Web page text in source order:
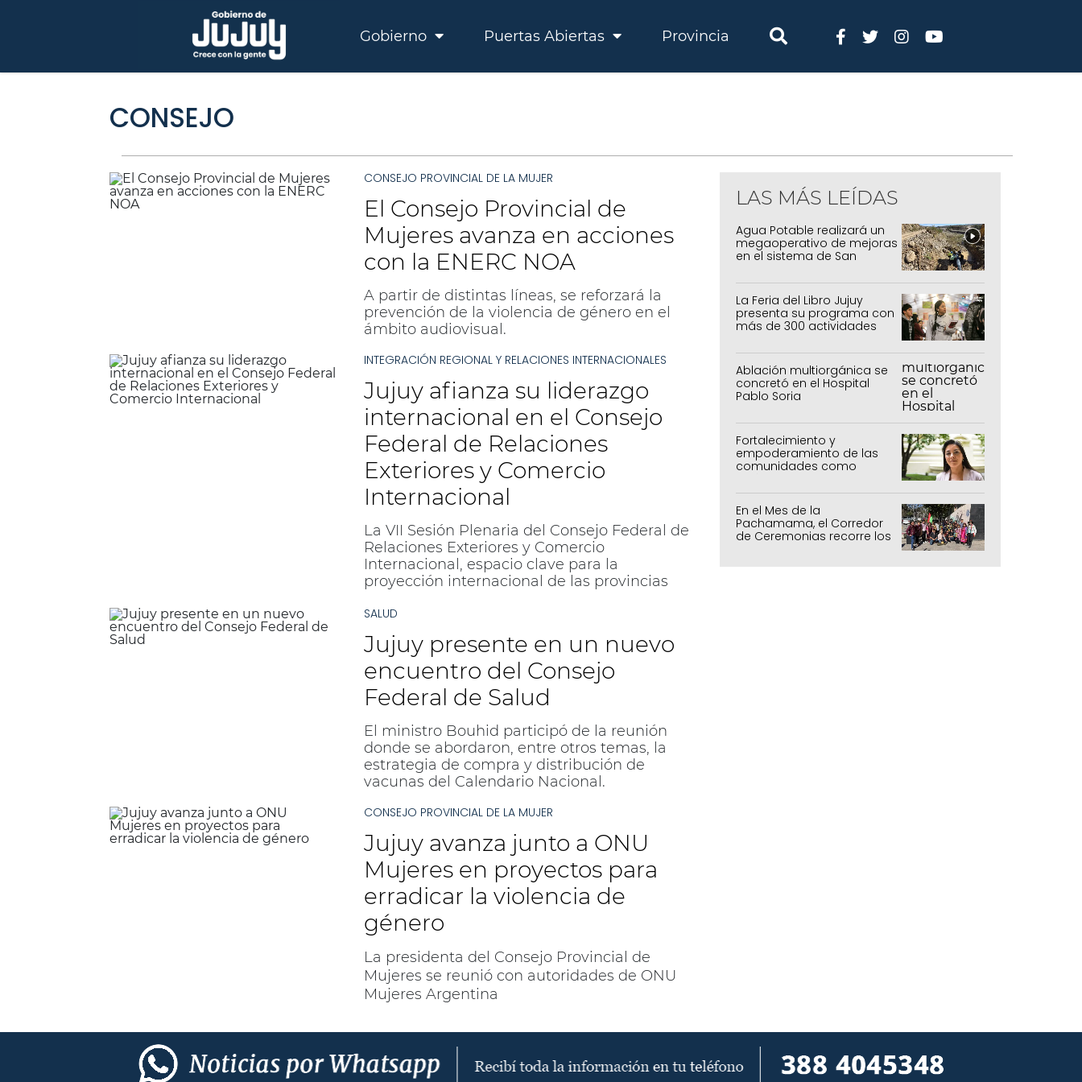
Gobierno Puertas Abiertas Provincia
CONSEJO
CONSEJO PROVINCIAL DE LA MUJER
El Consejo Provincial de
Mujeres avanza en acciones
con la ENERC NOA
A partir de distintas líneas, se reforzará la
prevención de la violencia de género en el
ámbito audiovisual.
INTEGRACIÓN REGIONAL Y RELACIONES INTERNACIONALES
Jujuy afianza su liderazgo
internacional en el Consejo
Federal de Relaciones
Exteriores y Comercio
Internacional
La VII Sesión Plenaria del Consejo Federal de
Relaciones Exteriores y Comercio
Internacional, espacio clave para la
proyección internacional de las provincias
SALUD
Jujuy presente en un nuevo
encuentro del Consejo
Federal de Salud
El ministro Bouhid participó de la reunión
donde se abordaron, entre otros temas, la
estrategia de compra y distribución de
vacunas del Calendario Nacional.
CONSEJO PROVINCIAL DE LA MUJER
Jujuy avanza junto a ONU
Mujeres en proyectos para
erradicar la violencia de
género
La presidenta del Consejo Provincial de
Mujeres se reunió con autoridades de ONU
Mujeres Argentina
LAS MÁS LEÍDAS
Agua Potable realizará un
megaoperativo de mejoras
en el sistema de San
La Feria del Libro Jujuy
presenta su programa con
más de 300 actividades
Ablación multiorgánica se
concretó en el Hospital
Pablo Soria
Fortalecimiento y
empoderamiento de las
comunidades como
En el Mes de la
Pachamama, el Corredor
de Ceremonias recorre los